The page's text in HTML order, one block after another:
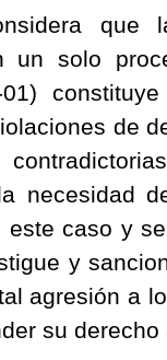
un solo
01)
de
necesidad
caso y
y
agresión a
su derecho